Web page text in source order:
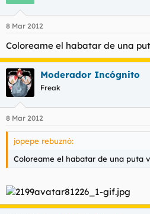
8 Mar 2012
Coloreame el habatar de una
Moderador Incógnito
Freak
8 Mar 2012
jopepe rebuznó:
Coloreame el habatar de una puta